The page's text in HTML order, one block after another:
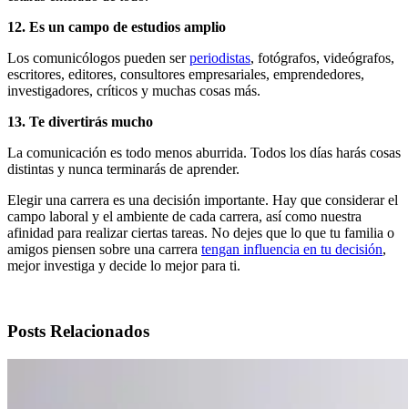
12. Es un campo de estudios amplio
Los comunicólogos pueden serperiodistas, fotógrafos, videógrafos,
escritores, editores, consultores empresariales, emprendedores,
investigadores, críticos y muchas cosas más.
13. Te divertirás mucho
La comunicación es todo menos aburrida. Todos los días harás cosas
distintas y nunca terminarás de aprender.
Elegir una carrera es una decisión importante. Hay que considerar el
campo laboral y el ambiente de cada carrera, así como nuestra
afinidad para realizar ciertas tareas. No dejes que lo que tu familia o
amigos piensen sobre una carrera tengan influencia en tu decisión,
mejor investiga y decide lo mejor para ti.
Posts Relacionados